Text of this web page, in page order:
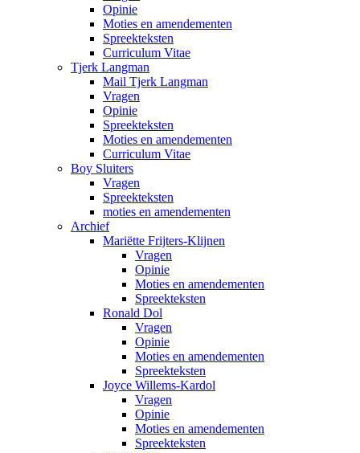
Opinie
Moties en amendementen
Spreekteksten
Curriculum Vitae
Tjerk Langman
Mail Tjerk Langman
Vragen
Opinie
Spreekteksten
Moties en amendementen
Curriculum Vitae
Boy Sluiters
Vragen
Spreekteksten
moties en amendementen
Archief
Mariëtte Frijters-Klijnen
Vragen
Opinie
Moties en amendementen
Spreekteksten
Ronald Dol
Vragen
Opinie
Moties en amendementen
Spreekteksten
Joyce Willems-Kardol
Vragen
Opinie
Moties en amendementen
Spreekteksten